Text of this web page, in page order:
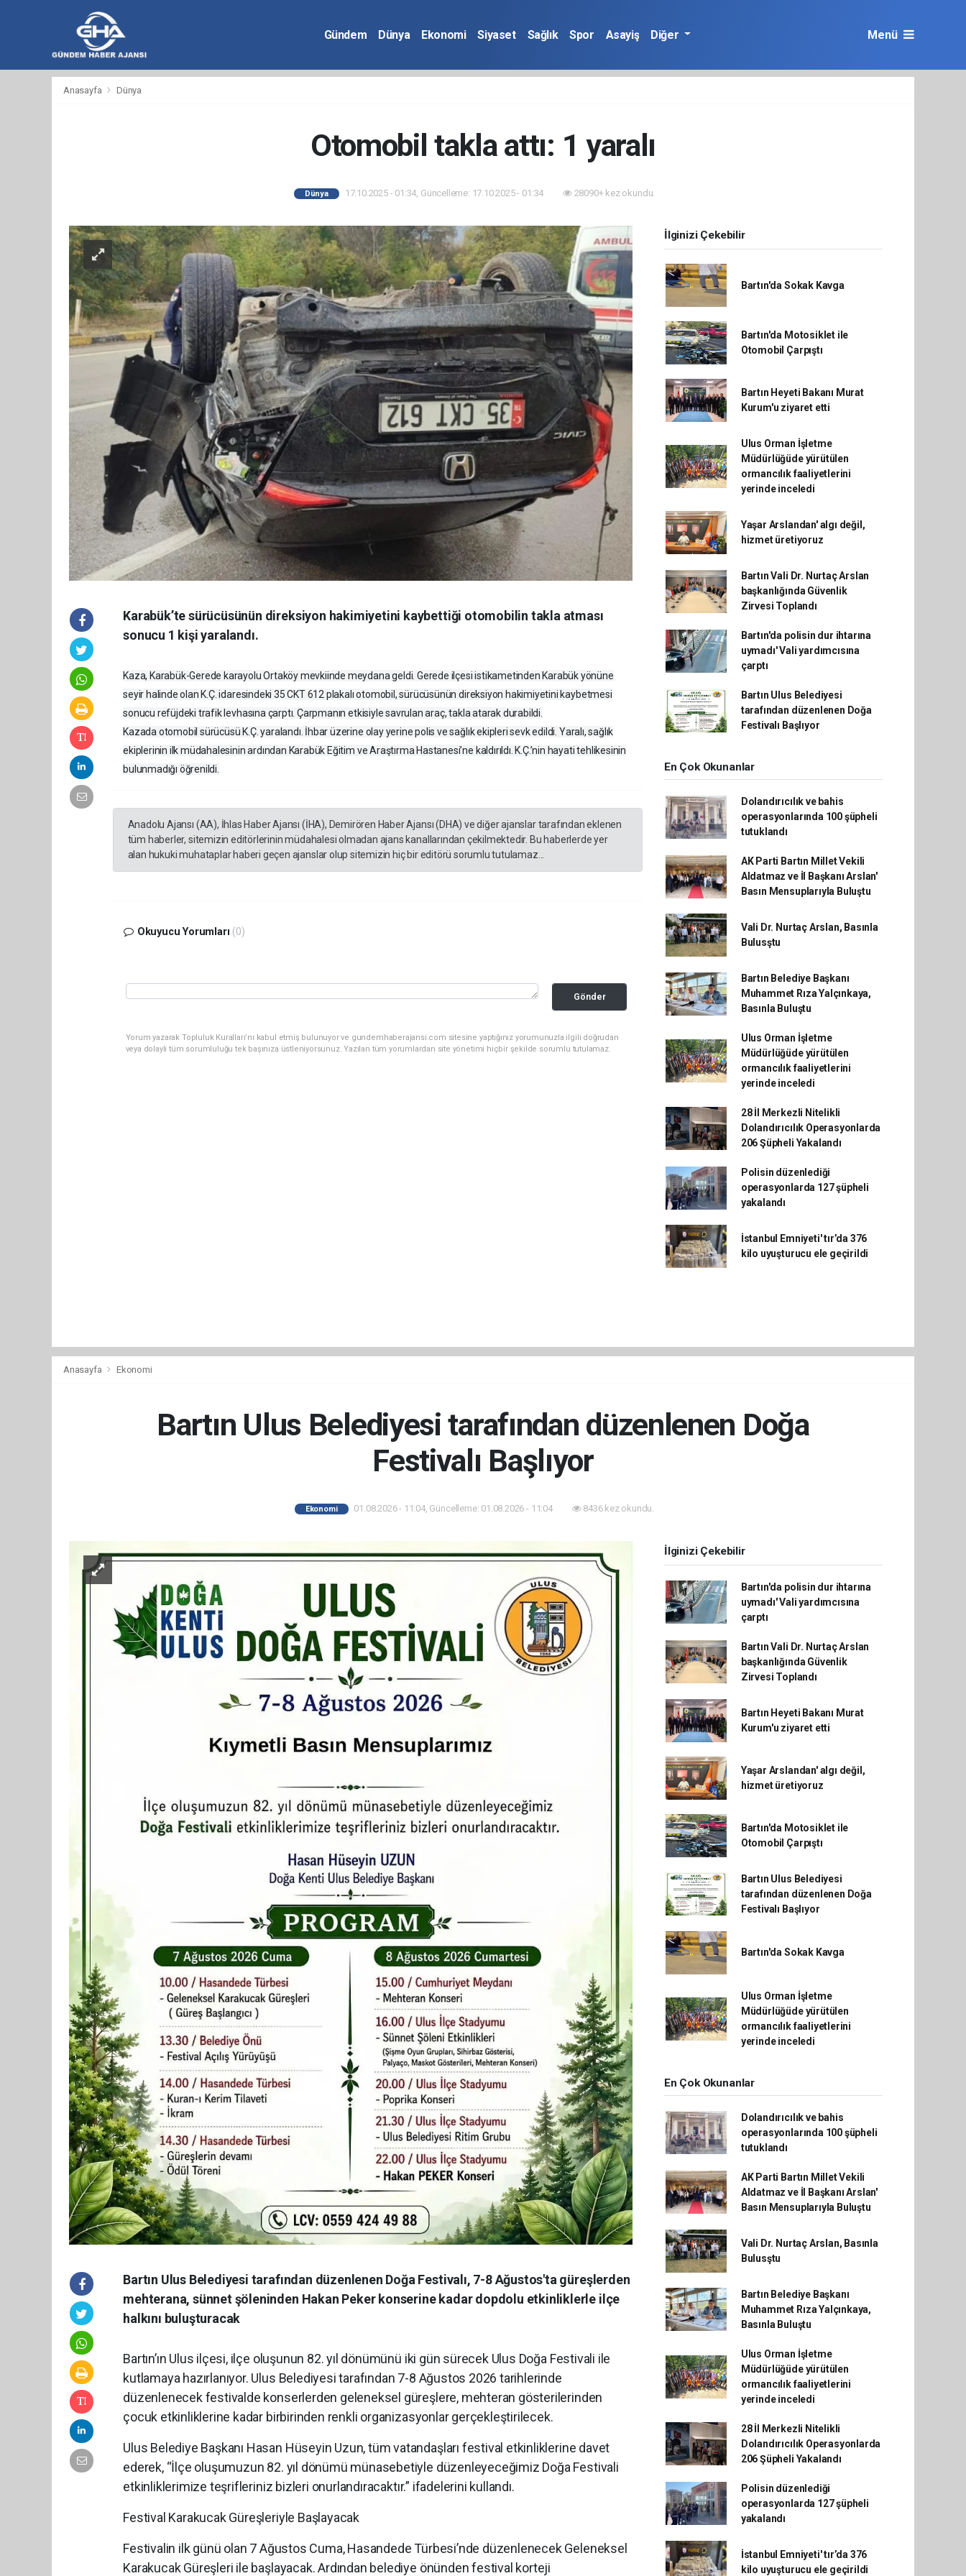
Gündem Dünya Ekonomi Siyaset Sağlık Spor Asayiş Diğer Menü
taraftarium24
taraftarium24
taraftarium24
Anasayfa Dünya
Otomobil takla attı: 1 yaralı
Dünya 17.10.2025 - 01:34, Güncelleme: 17.10.2025 - 01:34 28090+ kez okundu.
Karabük’te sürücüsünün direksiyon hakimiyetini kaybettiği otomobilin takla atması
sonucu 1 kişi yaralandı.
Kaza, Karabük-Gerede karayolu Ortaköy mevkiinde meydana geldi. Gerede ilçesi istikametinden Karabük yönüne
seyir halinde olan K.Ç. idaresindeki 35 CKT 612 plakalı otomobil, sürücüsünün direksiyon hakimiyetini kaybetmesi
sonucu refüjdeki trafik levhasına çarptı. Çarpmanın etkisiyle savrulan araç, takla atarak durabildi.
Kazada otomobil sürücüsü K.Ç. yaralandı. İhbar üzerine olay yerine polis ve sağlık ekipleri sevk edildi. Yaralı, sağlık
ekiplerinin ilk müdahalesinin ardından Karabük Eğitim ve Araştırma Hastanesi’ne kaldırıldı. K.Ç.’nin hayati tehlikesinin
bulunmadığı öğrenildi.
Anadolu Ajansı (AA), İhlas Haber Ajansı (İHA), Demirören Haber Ajansı (DHA) ve diğer ajanslar tarafından eklenen
tüm haberler, sitemizin editörlerinin müdahalesi olmadan ajans kanallarından çekilmektedir. Bu haberlerde yer
alan hukuki muhataplar haberi geçen ajanslar olup sitemizin hiç bir editörü sorumlu tutulamaz...
Okuyucu Yorumları (0)
Gönder
Yorum yazarak Topluluk Kuralları’nı kabul etmiş bulunuyor ve gundemhaberajansi.com sitesine yaptığınız yorumunuzla ilgili doğrudan
veya dolaylı tüm sorumluluğu tek başınıza üstleniyorsunuz. Yazılan tüm yorumlardan site yönetimi hiçbir şekilde sorumlu tutulamaz.
İlginizi Çekebilir
Bartın'da Sokak Kavga
Bartın'da Motosiklet ile
Otomobil Çarpıştı
Bartın Heyeti Bakanı Murat
Kurum'u ziyaret etti
Ulus Orman İşletme
Müdürlüğüde yürütülen
ormancılık faaliyetlerini
yerinde inceledi
Yaşar Arslandan' algı değil,
hizmet üretiyoruz
Bartın Vali Dr. Nurtaç Arslan
başkanlığında Güvenlik
Zirvesi Toplandı
Bartın'da polisin dur ihtarına
uymadı' Vali yardımcısına
çarptı
Bartın Ulus Belediyesi
tarafından düzenlenen Doğa
Festivalı Başlıyor
En Çok Okunanlar
Dolandırıcılık ve bahis
operasyonlarında 100 şüpheli
tutuklandı
AK Parti Bartın Millet Vekili
Aldatmaz ve İl Başkanı Arslan'
Basın Mensuplarıyla Buluştu
Vali Dr. Nurtaç Arslan, Basınla
Bulusştu
Bartın Belediye Başkanı
Muhammet Rıza Yalçınkaya,
Basınla Buluştu
Ulus Orman İşletme
Müdürlüğüde yürütülen
ormancılık faaliyetlerini
yerinde inceledi
28 İl Merkezli Nitelikli
Dolandırıcılık Operasyonlarda
206 Şüpheli Yakalandı
Polisin düzenlediği
operasyonlarda 127 şüpheli
yakalandı
İstanbul Emniyeti' tır’da 376
kilo uyuşturucu ele geçirildi
Anasayfa Ekonomi
Bartın Ulus Belediyesi tarafından düzenlenen Doğa
Festivalı Başlıyor
Ekonomi 01.08.2026 - 11:04, Güncelleme: 01.08.2026 - 11:04 8436 kez okundu.
Bartın Ulus Belediyesi tarafından düzenlenen Doğa Festivalı, 7-8 Ağustos'ta güreşlerden
mehterana, sünnet şöleninden Hakan Peker konserine kadar dopdolu etkinliklerle ilçe
halkını buluşturacak
Bartın’ın Ulus ilçesi, ilçe oluşunun 82. yıl dönümünü iki gün sürecek Ulus Doğa Festivali ile
kutlamaya hazırlanıyor. Ulus Belediyesi tarafından 7-8 Ağustos 2026 tarihlerinde
düzenlenecek festivalde konserlerden geleneksel güreşlere, mehteran gösterilerinden
çocuk etkinliklerine kadar birbirinden renkli organizasyonlar gerçekleştirilecek.
Ulus Belediye Başkanı Hasan Hüseyin Uzun, tüm vatandaşları festival etkinliklerine davet
ederek, “İlçe oluşumuzun 82. yıl dönümü münasebetiyle düzenleyeceğimiz Doğa Festivali
etkinliklerimize teşrifleriniz bizleri onurlandıracaktır.” ifadelerini kullandı.
Festival Karakucak Güreşleriyle Başlayacak
Festivalin ilk günü olan 7 Ağustos Cuma, Hasandede Türbesi’nde düzenlenecek Geleneksel
Karakucak Güreşleri ile başlayacak. Ardından belediye önünden festival korteji
İlginizi Çekebilir
Bartın'da polisin dur ihtarına
uymadı' Vali yardımcısına
çarptı
Bartın Vali Dr. Nurtaç Arslan
başkanlığında Güvenlik
Zirvesi Toplandı
Bartın Heyeti Bakanı Murat
Kurum'u ziyaret etti
Yaşar Arslandan' algı değil,
hizmet üretiyoruz
Bartın'da Motosiklet ile
Otomobil Çarpıştı
Bartın Ulus Belediyesi
tarafından düzenlenen Doğa
Festivalı Başlıyor
Bartın'da Sokak Kavga
Ulus Orman İşletme
Müdürlüğüde yürütülen
ormancılık faaliyetlerini
yerinde inceledi
En Çok Okunanlar
Dolandırıcılık ve bahis
operasyonlarında 100 şüpheli
tutuklandı
AK Parti Bartın Millet Vekili
Aldatmaz ve İl Başkanı Arslan'
Basın Mensuplarıyla Buluştu
Vali Dr. Nurtaç Arslan, Basınla
Bulusştu
Bartın Belediye Başkanı
Muhammet Rıza Yalçınkaya,
Basınla Buluştu
Ulus Orman İşletme
Müdürlüğüde yürütülen
ormancılık faaliyetlerini
yerinde inceledi
28 İl Merkezli Nitelikli
Dolandırıcılık Operasyonlarda
206 Şüpheli Yakalandı
Polisin düzenlediği
operasyonlarda 127 şüpheli
yakalandı
İstanbul Emniyeti' tır’da 376
kilo uyuşturucu ele geçirildi